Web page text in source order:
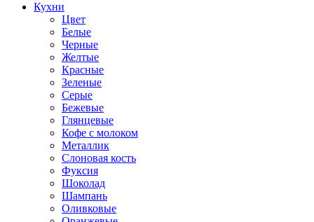
Кухни
Цвет
Белые
Черные
Желтые
Красные
Зеленые
Серые
Бежевые
Глянцевые
Кофе с молоком
Металлик
Слоновая кость
Фуксия
Шоколад
Шампань
Оливковые